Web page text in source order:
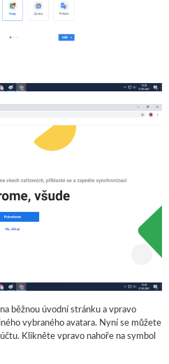
běžnou úvodní stránku a vpravo
vybraného avatara. Nyní se můžete
Klikněte vpravo nahoře na symbol